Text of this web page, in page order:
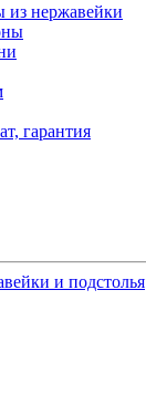
из нержавейки
гарантия
и подстолья